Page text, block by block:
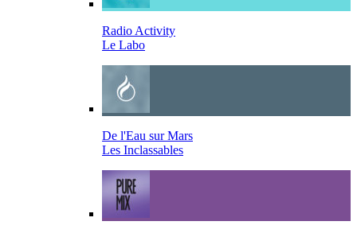
Radio Activity
Le Labo
De l'Eau sur Mars
Les Inclassables